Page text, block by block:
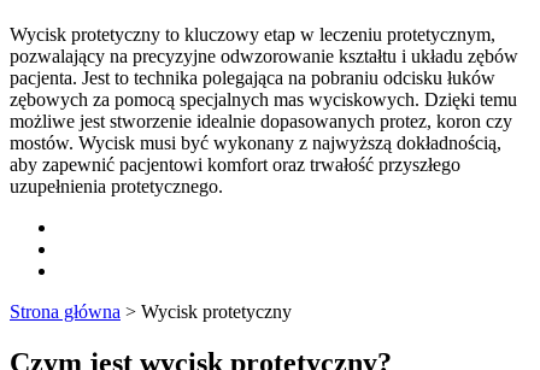
Wycisk protetyczny to kluczowy etap w leczeniu protetycznym,
pozwalający na precyzyjne odwzorowanie kształtu i układu zębów
pacjenta. Jest to technika polegająca na pobraniu odcisku łuków
zębowych za pomocą specjalnych mas wyciskowych. Dzięki temu
możliwe jest stworzenie idealnie dopasowanych protez, koron czy
mostów. Wycisk musi być wykonany z najwyższą dokładnością,
aby zapewnić pacjentowi komfort oraz trwałość przyszłego
uzupełnienia protetycznego.
Strona główna > Wycisk protetyczny
Czym jest wycisk protetyczny?